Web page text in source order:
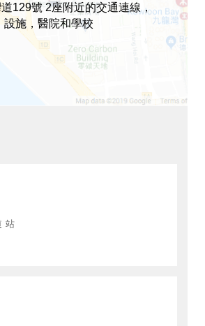
129號 2座附近的交通連線，
設施，醫院和學校
站